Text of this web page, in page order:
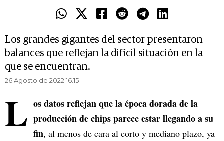
Los grandes gigantes del sector presentaron
balances que reflejan la difícil situación en la
que se encuentran.
26 Agosto de 2022 16.15
L os datos reflejan que la época dorada de la
producción de chips parece estar llegando a su
fin, al menos de cara al corto y mediano plazo, ya